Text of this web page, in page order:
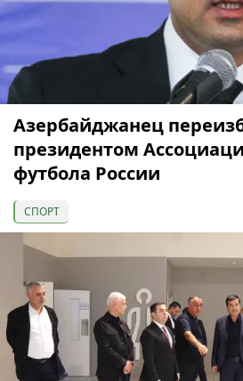
Азербайджанец
президентом
футбола России
СПОРТ